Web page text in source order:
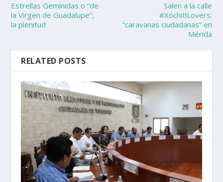
Estrellas Gemínidas o “de
la Virgen de Guadalupe”,
la plenitud
Salen a la calle
#XóchitlLovers:
“caravanas ciudadanas” en
Mérida
RELATED POSTS